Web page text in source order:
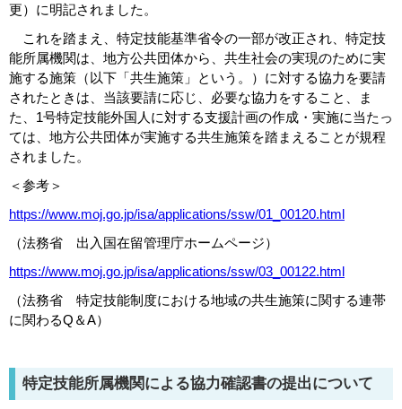
更）に明記されました。
これを踏まえ、特定技能基準省令の一部が改正され、特定技
能所属機関は、地方公共団体から、共生社会の実現のために実
施する施策（以下「共生施策」という。）に対する協力を要請
されたときは、当該要請に応じ、必要な協力をすること、ま
た、1号特定技能外国人に対する支援計画の作成・実施に当たっ
ては、地方公共団体が実施する共生施策を踏まえることが規程
されました。
＜参考＞
https://www.moj.go.jp/isa/applications/ssw/01_00120.html
（法務省 出入国在留管理庁ホームページ）
https://www.moj.go.jp/isa/applications/ssw/03_00122.html
（法務省 特定技能制度における地域の共生施策に関する連帯
に関わるQ＆A）
特定技能所属機関による協力確認書の提出について